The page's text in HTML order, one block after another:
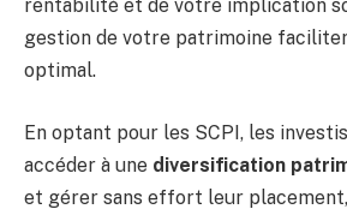
rentabilité et de votre implication
gestion de votre patrimoine
optimal.
En optant pour les SCPI, les
accéder à une diversification
et gérer sans effort leur